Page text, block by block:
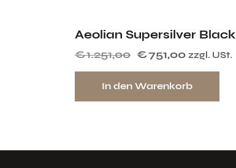
Aeolian Supersilver Black
€1.251,00 €751,00 zzgl. USt.
In den Warenkorb